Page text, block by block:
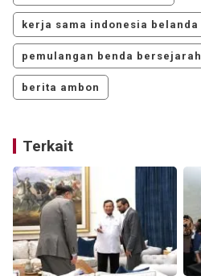
kerja sama indonesia belanda
pemulangan benda bersejarah
berita ambon
Terkait